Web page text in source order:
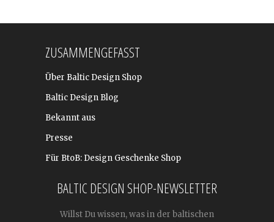
ZUSAMMENGEFASST
Über Baltic Design Shop
Baltic Design Blog
Bekannt aus
Presse
Für BtoB: Design Geschenke Shop
BALTIC DESIGN SHOP-NEWSLETTER
Willst Du wissen, was in der baltischen